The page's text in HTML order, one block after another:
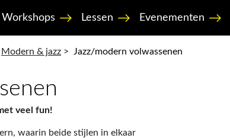
Workshops Lessen Evenementen
Modern & jazz > Jazz/modern volwassenen
veel fun!
waarin beide stijlen in elkaar